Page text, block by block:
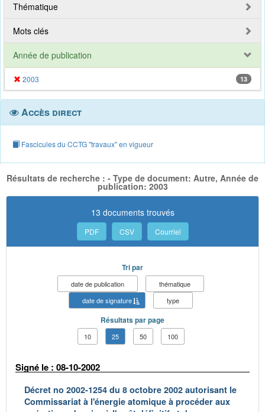
Thématique
Mots clés
Année de publication
2003 13
Accès direct
Fascicules du CCTG "travaux" en vigueur
Résultats de recherche : - Type de document: Autre, Année de
publication: 2003
13 documents trouvés
PDF CSV Courriel
Tri par
date de publication
thématique
date de signature
type
Résultats par page
10 25 50 100
Signé le : 08-10-2002
Décret no 2002-1254 du 8 octobre 2002 autorisant le
Commissariat à l'énergie atomique à procéder aux